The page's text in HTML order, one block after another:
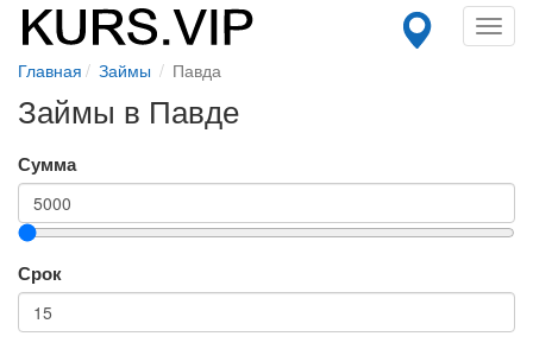
Главная Займы Павда
Займы в Павде
Сумма
Срок